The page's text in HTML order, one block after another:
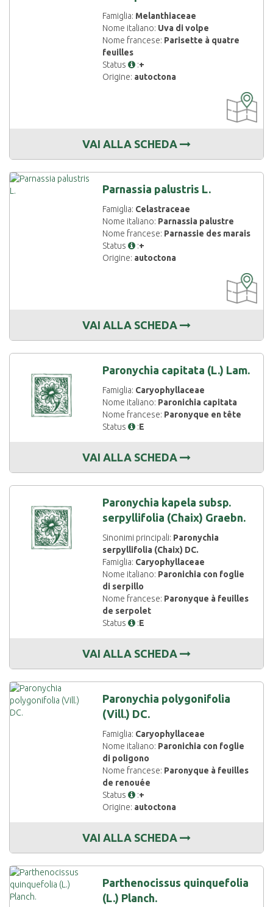
Famiglia: Melanthiaceae
Nome italiano: Uva di volpe
Nome francese: Parisette à quatre
feuilles
Status
:+
Origine: autoctona
DISPONIBILE
VAI ALLA SCHEDA
Parnassia palustris L.
Famiglia: Celastraceae
Nome italiano: Parnassia palustre
Nome francese: Parnassie des marais
Status
:+
Origine: autoctona
DISPONIBILE
VAI ALLA SCHEDA
Paronychia capitata (L.) Lam.
Famiglia: Caryophyllaceae
Nome italiano: Paronichia capitata
Nome francese: Paronyque en tête
Status
:E
VAI ALLA SCHEDA
Paronychia kapela subsp.
serpyllifolia (Chaix) Graebn.
Sinonimi principali: Paronychia
serpyllifolia (Chaix) DC.
Famiglia: Caryophyllaceae
Nome italiano: Paronichia con foglie
di serpillo
Nome francese: Paronyque à feuilles
de serpolet
Status
:E
VAI ALLA SCHEDA
Paronychia polygonifolia
(Vill.) DC.
Famiglia: Caryophyllaceae
Nome italiano: Paronichia con foglie
di poligono
Nome francese: Paronyque à feuilles
de renouée
Status
:+
Origine: autoctona
VAI ALLA SCHEDA
Parthenocissus quinquefolia
(L.) Planch.